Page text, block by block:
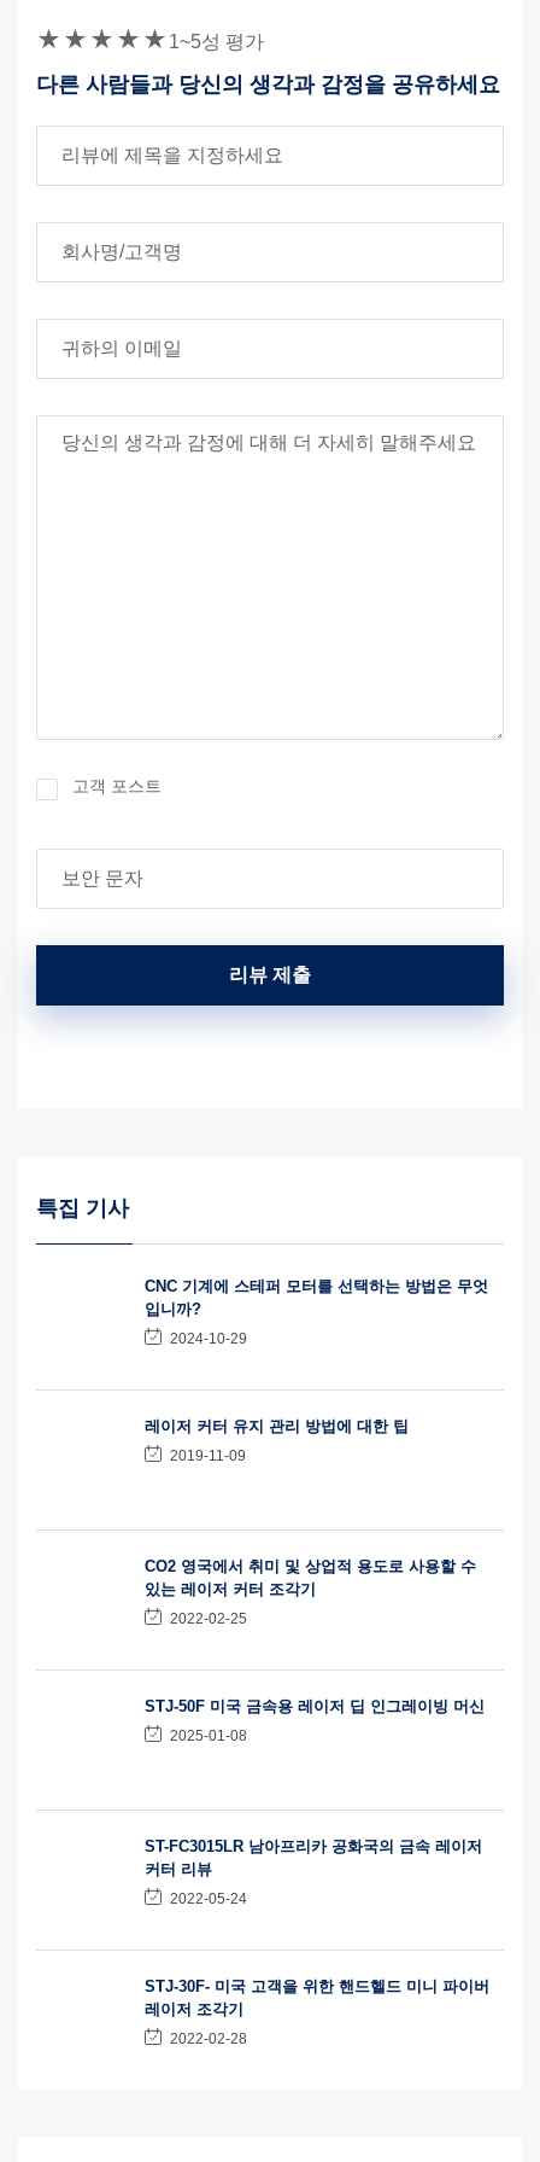
1~5성 평가
다른 사람들과 당신의 생각과 감정을 공유하세요
고객 포스트
리뷰 제출
특집 기사
CNC 기계에 스테퍼 모터를 선택하는 방법은 무엇
입니까?
2024-10-29
레이저 커터 유지 관리 방법에 대한 팁
2019-11-09
CO2 영국에서 취미 및 상업적 용도로 사용할 수
있는 레이저 커터 조각기
2022-02-25
STJ-50F 미국 금속용 레이저 딥 인그레이빙 머신
2025-01-08
ST-FC3015LR 남아프리카 공화국의 금속 레이저
커터 리뷰
2022-05-24
STJ-30F- 미국 고객을 위한 핸드헬드 미니 파이버
레이저 조각기
2022-02-28